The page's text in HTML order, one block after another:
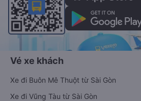
Vé xe khách
Xe đi Buôn Mê Thuột từ Sài Gòn
Xe đi Vũng Tàu từ Sài Gòn